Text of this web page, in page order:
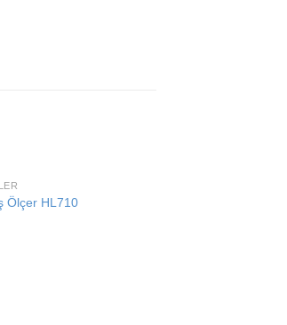
Ölçer HL710